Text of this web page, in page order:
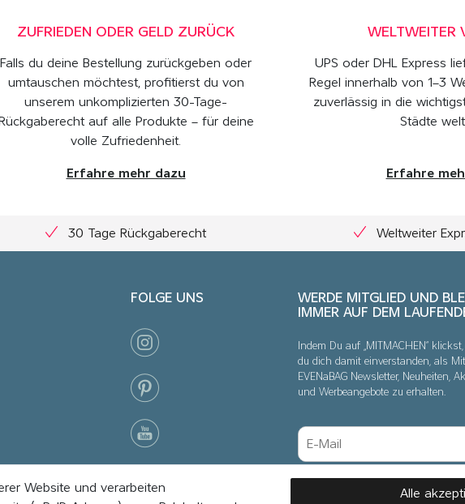
ZUFRIEDEN ODER GELD ZURÜCK
Falls du deine Bestellung zurückgeben oder
umtauschen möchtest, profitierst du von
unserem unkomplizierten 30-Tage-
Rückgaberecht auf alle Produkte – für deine
volle Zufriedenheit.
Erfahre mehr dazu
WELTWEITER
UPS oder DHL Express
Regel innerhalb von 1–3
zuverlässig in die
Städte
Erfahre
30 Tage Rückgaberecht Weltweiter
WERDE MITGLIED UND
IMMER AUF DEM
Indem Du auf „MITMACHEN“
du dich damit einverstanden, als
EVENaBAG Newsletter, Neuheiten,
und Werbeangebote zu erhalten.
Abonnieren
FOLGE UNS
Website und verarbeiten
Alle